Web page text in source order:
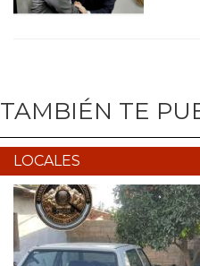
TAMBIÉN TE
LOCALES